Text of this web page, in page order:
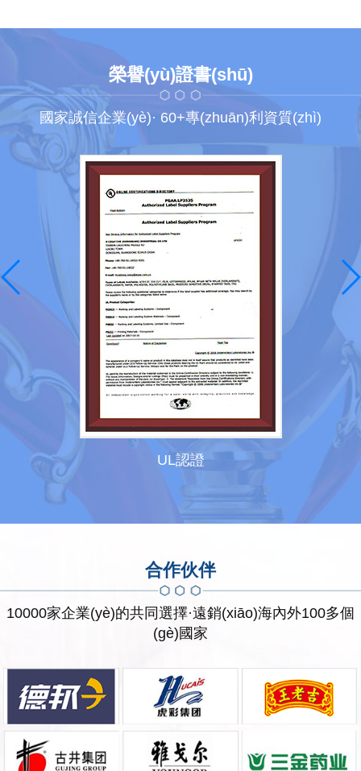
榮譽(yù)證書(shū)
國家誠信企業(yè)· 60+專(zhuān)利資質(zhì)
UL認證
合作伙伴
10000家企業(yè)的共同選擇·遠銷(xiāo)海內外100多個
(gè)國家